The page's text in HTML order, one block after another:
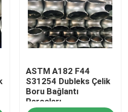
ASTM A182 F44
S31254 Dubleks Çelik
Boru Bağlantı
Parçaları